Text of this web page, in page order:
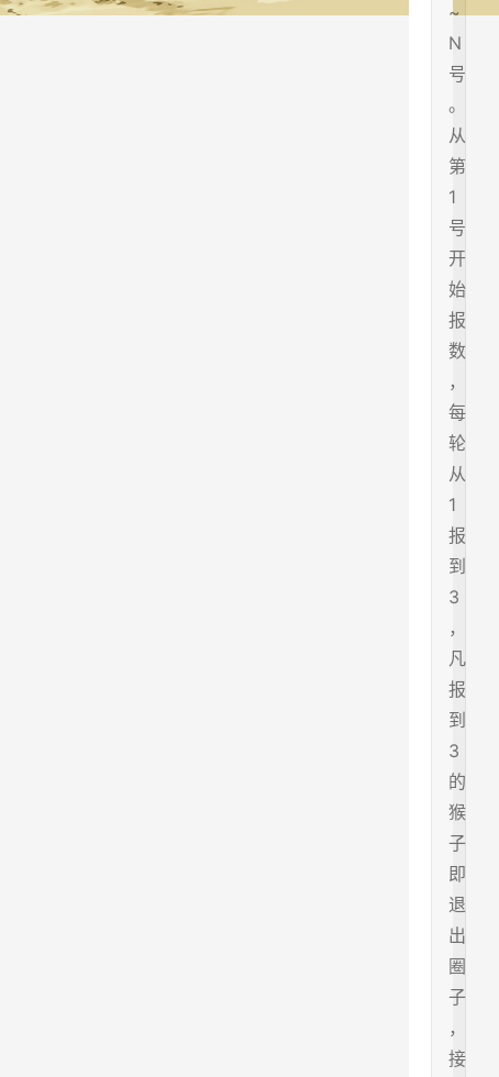
~
N
号
。
从
第
1
号
开
始
报
数
，
每
轮
从
1
报
到
3
，
凡
报
到
3
的
猴
子
即
退
出
圈
子
，
接